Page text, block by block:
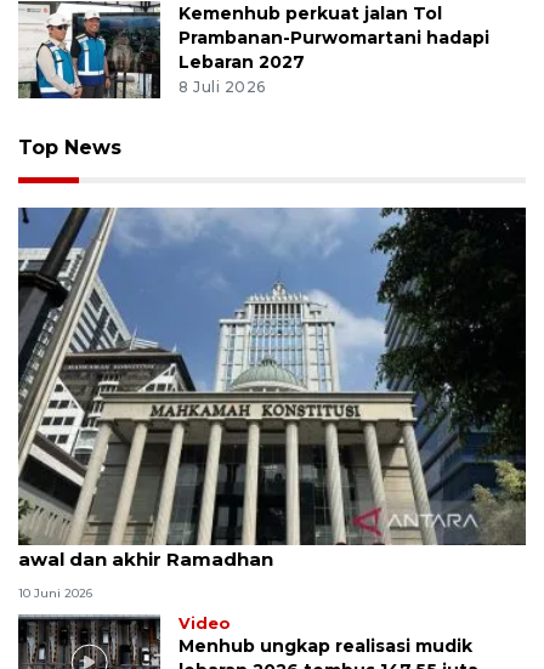
Kemenhub perkuat jalan Tol
Prambanan-Purwomartani hadapi
Lebaran 2027
8 Juli 2026
Top News
MK uji materi UU Peradilan Agama perihal isbat
awal dan akhir Ramadhan
10 Juni 2026
Video
Menhub ungkap realisasi mudik